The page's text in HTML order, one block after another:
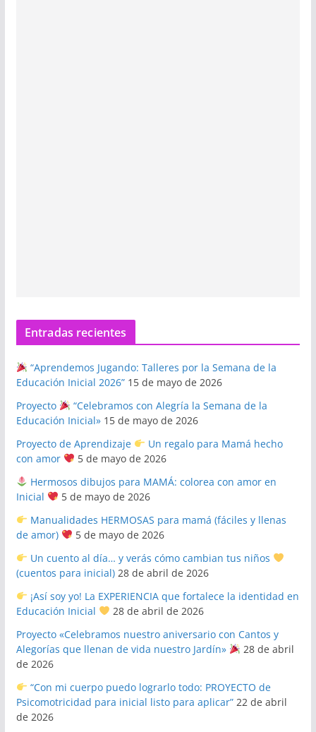
Entradas recientes
“Aprendemos Jugando: Talleres por la Semana de la
Educación Inicial 2026” 15 de mayo de 2026
Proyecto
“Celebramos con Alegría la Semana de la
Educación Inicial» 15 de mayo de 2026
Proyecto de Aprendizaje
Un regalo para Mamá hecho
con amor
5 de mayo de 2026
Hermosos dibujos para MAMÁ: colorea con amor en
Inicial
5 de mayo de 2026
Manualidades HERMOSAS para mamá (fáciles y llenas
de amor)
5 de mayo de 2026
Un cuento al día… y verás cómo cambian tus niños
(cuentos para inicial) 28 de abril de 2026
¡Así soy yo! La EXPERIENCIA que fortalece la identidad en
Educación Inicial
28 de abril de 2026
Proyecto «Celebramos nuestro aniversario con Cantos y
Alegorías que llenan de vida nuestro Jardín»
28 de abril
de 2026
“Con mi cuerpo puedo lograrlo todo: PROYECTO de
Psicomotricidad para inicial listo para aplicar” 22 de abril
de 2026